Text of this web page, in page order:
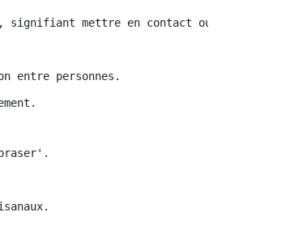
signifiant mettre en contact ou en relation.
entre personnes.